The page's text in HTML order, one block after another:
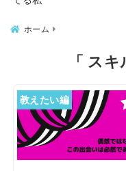
ホーム
「 ス
教えたい編